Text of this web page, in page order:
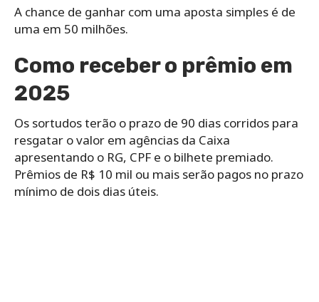
A chance de ganhar com uma aposta simples é de
uma em 50 milhões.
Como receber o prêmio em
2025
Os sortudos terão o prazo de 90 dias corridos para
resgatar o valor em agências da Caixa
apresentando o RG, CPF e o bilhete premiado.
Prêmios de R$ 10 mil ou mais serão pagos no prazo
mínimo de dois dias úteis.